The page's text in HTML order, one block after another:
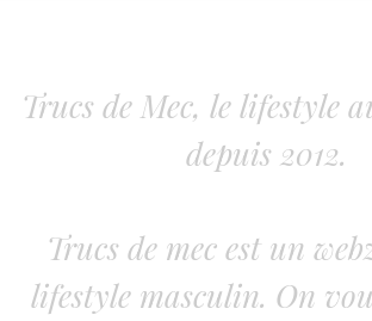
Trucs de Mec, le lifestyle
depuis 2012.
Trucs de mec est un
lifestyle masculin. On